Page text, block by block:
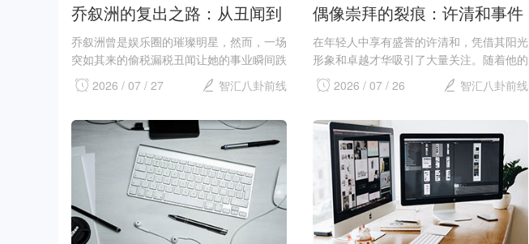
乔叙洲的复出之路：从丑闻到
公益的蜕变
乔叙洲曾是娱乐圈的璀璨明星，然而，一场
突如其来的偷税漏税丑闻让她的事业瞬间跌
入谷底。面对媒体的疯狂追逐和公众的质
疑，她没有选择沉默，而是勇敢地站出来，
了悔恨的泪水...
2026 / 07 / 27 智汇八卦前线
偶像崇拜的裂痕：许清和事件
的深层影响
在年轻人中享有盛誉的许清和，凭借其阳光
形象和卓越才华吸引了大量关注。随着他的
音乐事业节节高升，粉丝们对他的期待逐渐
超越了音乐本身，延伸至他个人生活的各个
当一则有关...
2026 / 07 / 26 智汇八卦前线